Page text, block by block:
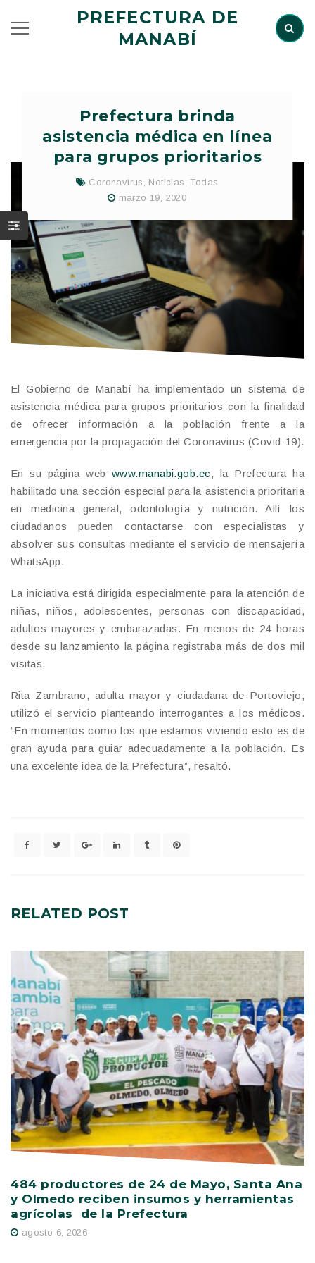
PREFECTURA DE
MANABÍ
Prefectura brinda
asistencia médica en línea
para grupos prioritarios
Coronavirus Noticias
Todas
marzo 19, 2020
El Gobierno de Manabí ha implementado un sistema de
asistencia médica para grupos prioritarios con la finalidad
de ofrecer información a la población frente a la
emergencia por la propagación del Coronavirus (Covid-19).
En su página web www.manabi.gob.ec, la Prefectura ha
habilitado una sección especial para la asistencia prioritaria
en medicina general, odontología y nutrición. Allí los
ciudadanos pueden contactarse con especialistas y
absolver sus consultas mediante el servicio de mensajería
WhatsApp.
La iniciativa está dirigida especialmente para la atención de
niñas, niños, adolescentes, personas con discapacidad,
adultos mayores y embarazadas. En menos de 24 horas
desde su lanzamiento la página registraba más de dos mil
visitas.
Rita Zambrano, adulta mayor y ciudadana de Portoviejo,
utilizó el servicio planteando interrogantes a los médicos.
“En momentos como los que estamos viviendo esto es de
gran ayuda para guiar adecuadamente a la población. Es
una excelente idea de la Prefectura”, resaltó.
RELATED POST
484 productores de 24 de Mayo, Santa Ana
y Olmedo reciben insumos y herramientas
agrícolas de la Prefectura
agosto 6, 2026